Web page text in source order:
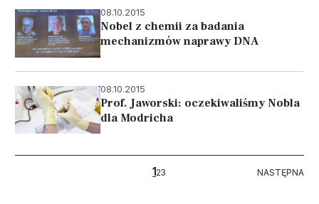
08.10.2015
Nobel z chemii za badania
mechanizmów naprawy DNA
08.10.2015
Prof. Jaworski: oczekiwaliśmy Nobla
dla Modricha
123 NASTĘPNA
NASTĘPNA